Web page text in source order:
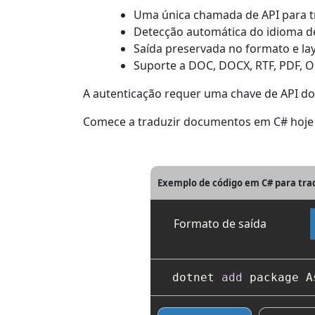
Uma única chamada de API
Detecção automática do idioma
Saída preservada no formato e
Suporte a DOC, DOCX, RTF, PDF,
A autenticação requer uma chave de API
Comece a traduzir documentos em C#
Exemplo de código em C# para
Formato de saída
dotnet add